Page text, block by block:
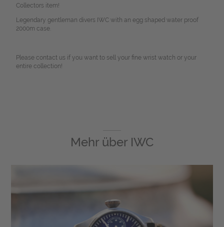
Collectors item!
Legendary gentleman divers IWC with an egg shaped water proof
2000m case.
Please contact us if you want to sell your fine wrist watch or your
entire collection!
Mehr über IWC